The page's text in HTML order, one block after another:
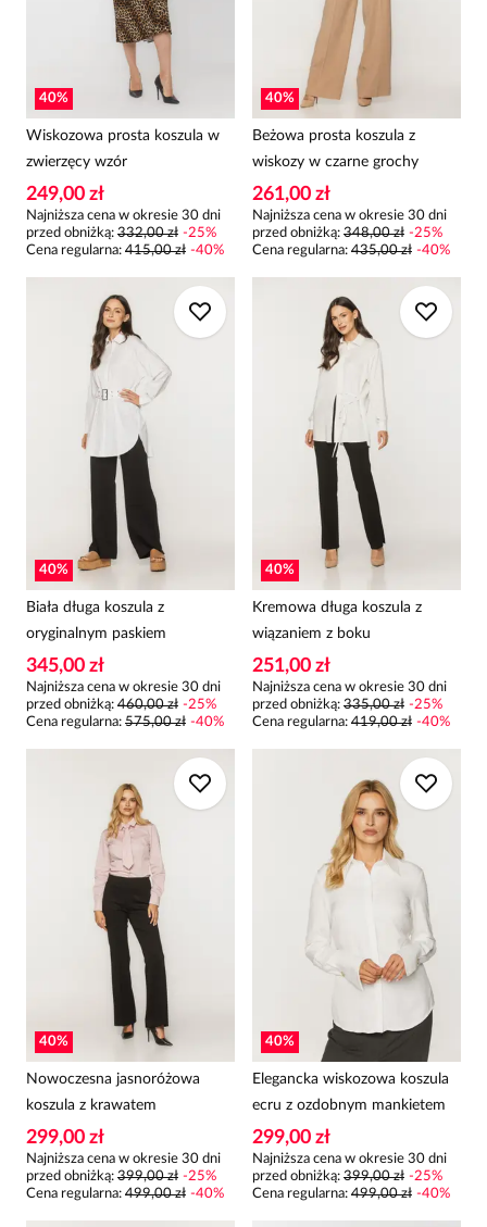
40%
Wiskozowa prosta koszula w
zwierzęcy wzór
249,00 zł
Najniższa cena w okresie 30 dni
przed obniżką: 332,00 zł -25%
Cena regularna: 415,00 zł -40%
40%
Beżowa prosta koszula z
wiskozy w czarne grochy
261,00 zł
Najniższa cena w okresie 30 dni
przed obniżką: 348,00 zł -25%
Cena regularna: 435,00 zł -40%
40%
Biała długa koszula z
oryginalnym paskiem
345,00 zł
Najniższa cena w okresie 30 dni
przed obniżką: 460,00 zł -25%
Cena regularna: 575,00 zł -40%
40%
Kremowa długa koszula z
wiązaniem z boku
251,00 zł
Najniższa cena w okresie 30 dni
przed obniżką: 335,00 zł -25%
Cena regularna: 419,00 zł -40%
40%
Nowoczesna jasnoróżowa
koszula z krawatem
299,00 zł
Najniższa cena w okresie 30 dni
przed obniżką: 399,00 zł -25%
Cena regularna: 499,00 zł -40%
40%
Elegancka wiskozowa koszula
ecru z ozdobnym mankietem
299,00 zł
Najniższa cena w okresie 30 dni
przed obniżką: 399,00 zł -25%
Cena regularna: 499,00 zł -40%